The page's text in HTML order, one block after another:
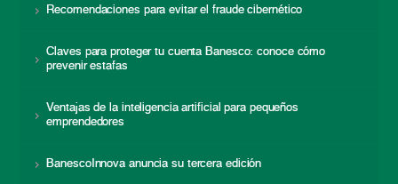
Recomendaciones para evitar el fraude cibernético
Claves para proteger tu cuenta Banesco: conoce cómo
prevenir estafas
Ventajas de la inteligencia artificial para pequeños
emprendedores
BanescoInnova anuncia su tercera edición